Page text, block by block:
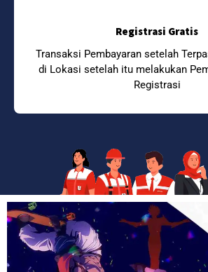
Registrasi Gratis
Transaksi Pembayaran setelah
di Lokasi setelah itu melakukan
Registrasi